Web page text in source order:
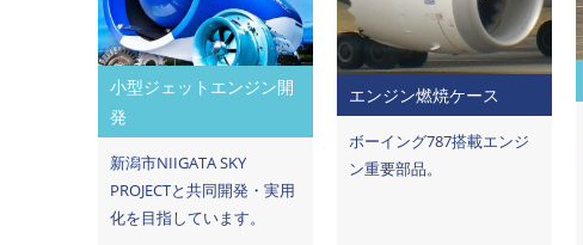
小型ジェットエンジン開
発
新潟市NIIGATA SKY
PROJECTと共同開発・実用
化を目指しています。
エンジン燃焼ケース
ボーイング787搭載エンジ
ン重要部品。